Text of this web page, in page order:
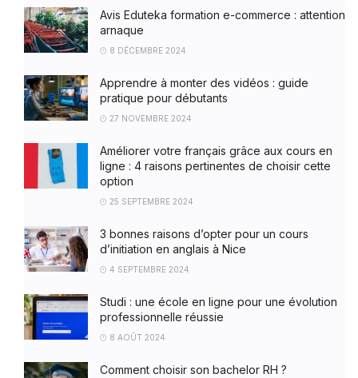
Avis Eduteka formation e-commerce : attention
arnaque
8 DÉCEMBRE 2024
Apprendre à monter des vidéos : guide
pratique pour débutants
27 NOVEMBRE 2024
Améliorer votre français grâce aux cours en
ligne : 4 raisons pertinentes de choisir cette
option
25 SEPTEMBRE 2024
3 bonnes raisons d’opter pour un cours
d’initiation en anglais à Nice
4 SEPTEMBRE 2024
Studi : une école en ligne pour une évolution
professionnelle réussie
8 AOÛT 2024
Comment choisir son bachelor RH ?